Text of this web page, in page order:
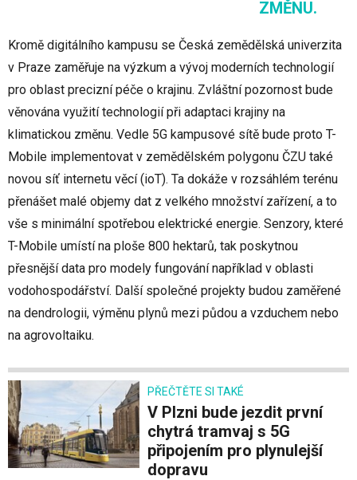
ZMĚNU.
Kromě digitálního kampusu se Česká zemědělská univerzita
v Praze zaměřuje na výzkum a vývoj moderních technologií
pro oblast precizní péče o krajinu. Zvláštní pozornost bude
věnována využití technologií při adaptaci krajiny na
klimatickou změnu. Vedle 5G kampusové sítě bude proto T-
Mobile implementovat v zemědělském polygonu ČZU také
novou síť internetu věcí (ioT). Ta dokáže v rozsáhlém terénu
přenášet malé objemy dat z velkého množství zařízení, a to
vše s minimální spotřebou elektrické energie. Senzory, které
T-Mobile umístí na ploše 800 hektarů, tak poskytnou
přesnější data pro modely fungování například v oblasti
vodohospodářství. Další společné projekty budou zaměřené
na dendrologii, výměnu plynů mezi půdou a vzduchem nebo
na agrovoltaiku.
PŘEČTĚTE SI TAKÉ
V Plzni bude jezdit první
chytrá tramvaj s 5G
připojením pro plynulejší
dopravu